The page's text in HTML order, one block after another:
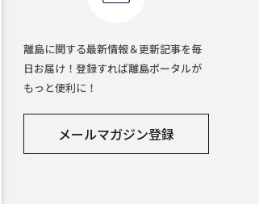
離島に関する最新情報＆更新記事を毎
日お届け！登録すれば離島ポータルが
もっと便利に！
メールマガジン登録